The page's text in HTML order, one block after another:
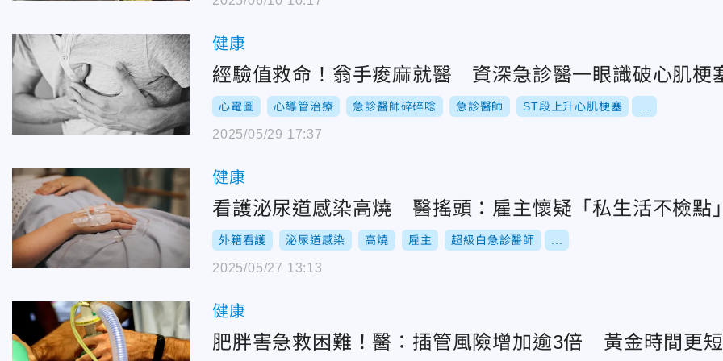
健康
經驗值救命！翁手痠麻就醫 資深急診醫一眼識破心肌梗
心電圖 心導管治療 急診醫師碎碎唸 急診醫師 ST段上升心肌梗塞
2025/05/29 17:37
健康
看護泌尿道感染高燒 醫搖頭：雇主懷疑「私生活不檢點」
外籍看護 泌尿道感染 高燒 雇主 超級白急診醫師
2025/05/27 13:13
健康
肥胖害急救困難！醫：插管風險增加逾3倍 黃金時間更短